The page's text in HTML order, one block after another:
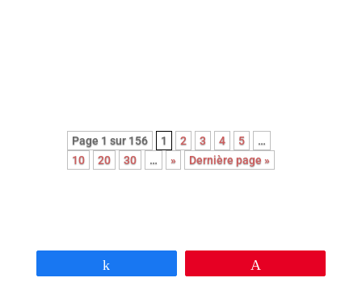
Page 1 sur 156 1 2 3 4 5
…
10
20 30 … » Dernière page »